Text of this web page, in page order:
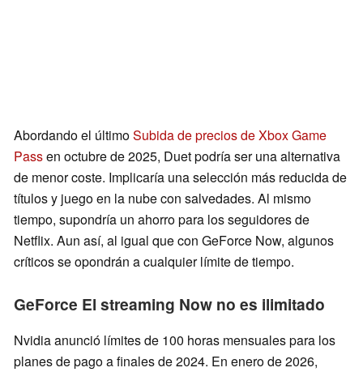
Abordando el últimoSubida de precios de Xbox Game
Passen octubre de 2025, Duet podría ser una alternativa
de menor coste. Implicaría una selección más reducida de
títulos y juego en la nube con salvedades. Al mismo
tiempo, supondría un ahorro para los seguidores de
Netflix. Aun así, al igual que con GeForce Now, algunos
críticos se opondrán a cualquier límite de tiempo.
GeForce El streaming Now no es ilimitado
Nvidia anunció límites de 100 horas mensuales para los
planes de pago a finales de 2024. En enero de 2026,